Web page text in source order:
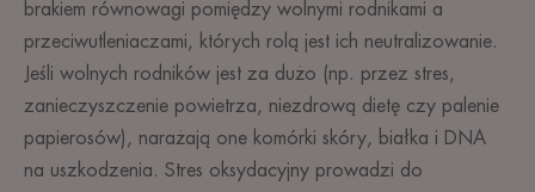
brakiem równowagi pomiędzy wolnymi rodnikami a
przeciwutleniaczami, których rolą jest ich neutralizowanie.
Jeśli wolnych rodników jest za dużo (np. przez stres,
zanieczyszczenie powietrza, niezdrową dietę czy palenie
papierosów), narażają one komórki skóry, białka i DNA
na uszkodzenia. Stres oksydacyjny prowadzi do